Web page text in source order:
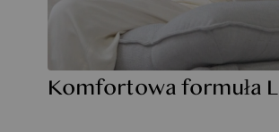
Komfortowa formuła